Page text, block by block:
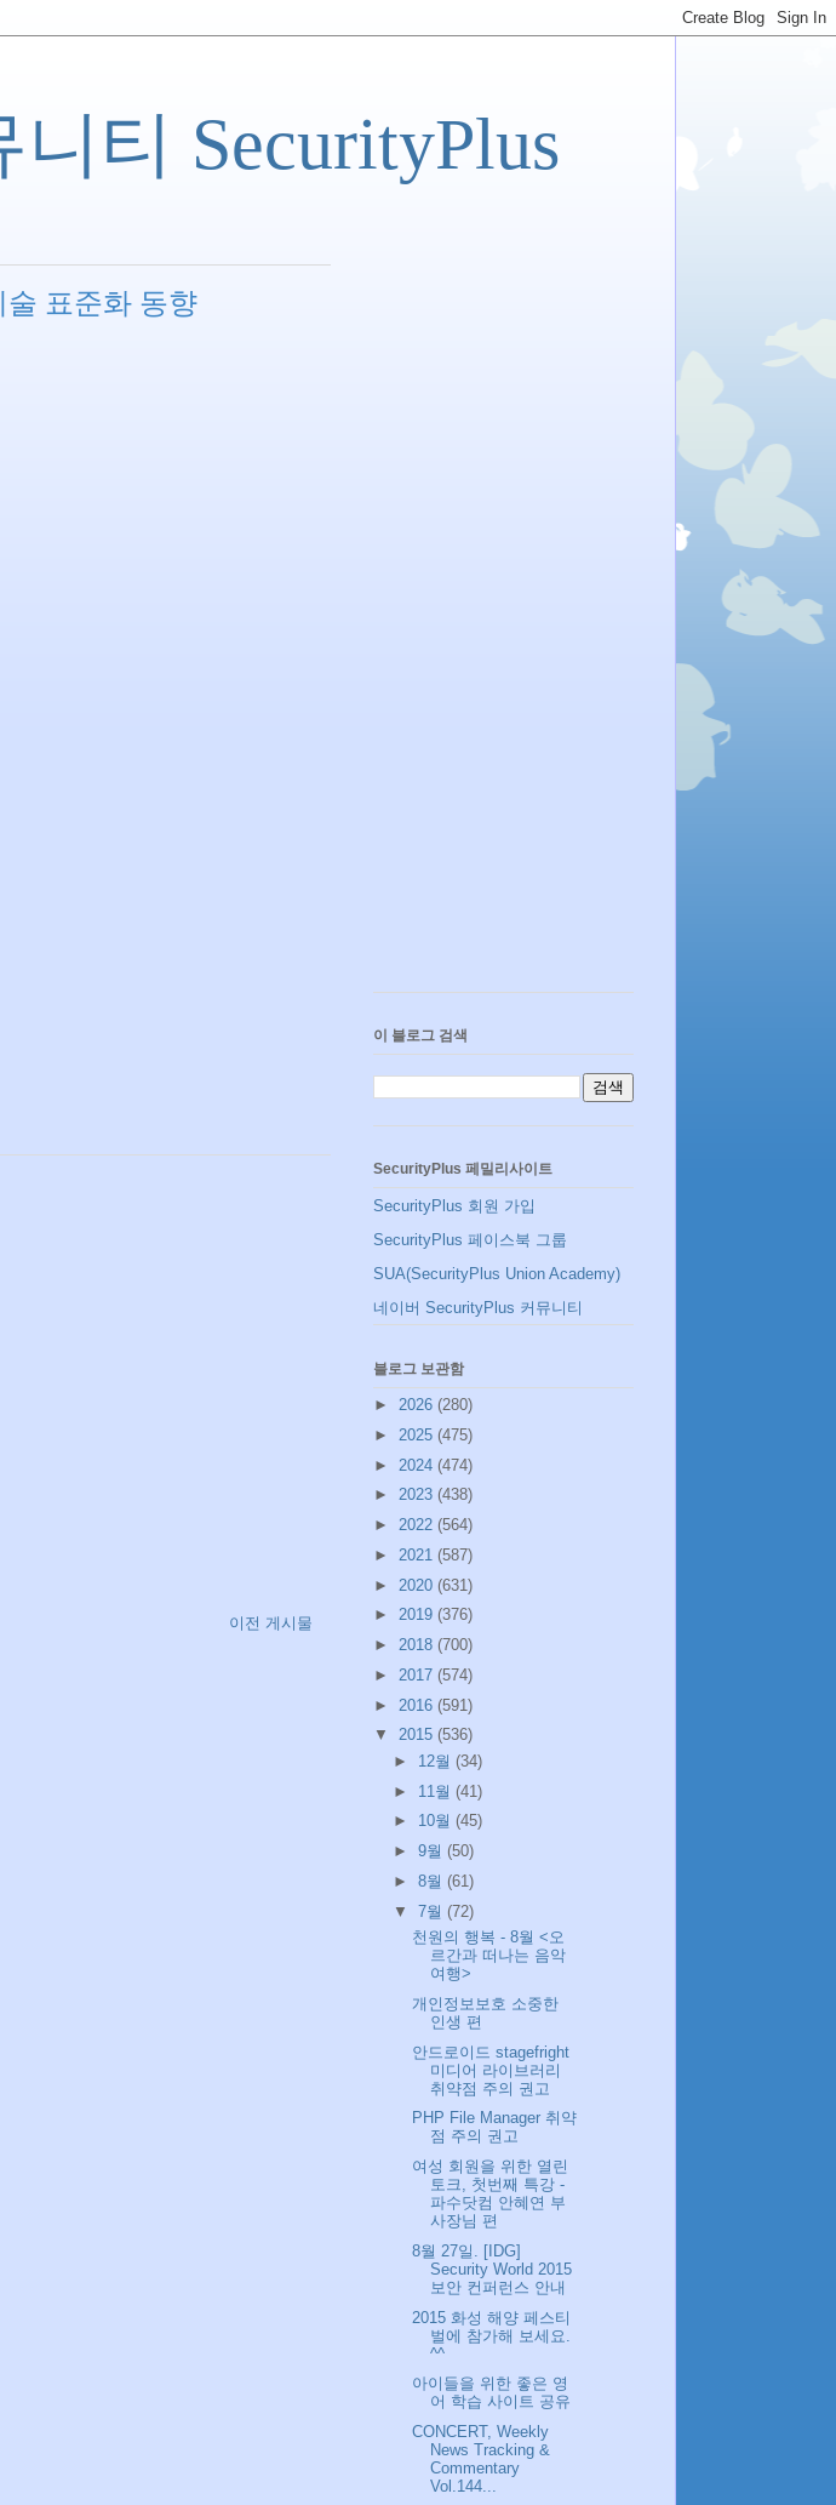
티 SecurityPlus
표준화 동향
이전 게시물
이 블로그 검색
SecurityPlus 페밀리사이트
SecurityPlus 회원 가입
SecurityPlus 페이스북 그룹
SUA(SecurityPlus Union Academy)
네이버 SecurityPlus 커뮤니티
블로그 보관함
► 2026 (280)
► 2025 (475)
► 2024 (474)
► 2023 (438)
► 2022 (564)
► 2021 (587)
► 2020 (631)
► 2019 (376)
► 2018 (700)
► 2017 (574)
► 2016 (591)
▼ 2015 (536)
► 12월 (34)
► 11월 (41)
► 10월 (45)
► 9월 (50)
► 8월 (61)
▼ 7월 (72)
천원의 행복 - 8월 <오
르간과 떠나는 음악
여행>
개인정보보호 소중한
인생 편
안드로이드 stagefright
미디어 라이브러리
취약점 주의 권고
PHP File Manager 취약
점 주의 권고
여성 회원을 위한 열린
토크, 첫번째 특강 -
파수닷컴 안혜연 부
사장님 편
8월 27일. [IDG]
Security World 2015
보안 컨퍼런스 안내
2015 화성 해양 페스티
벌에 참가해 보세요.
^^
아이들을 위한 좋은 영
어 학습 사이트 공유
CONCERT, Weekly
News Tracking &
Commentary
Vol.144...